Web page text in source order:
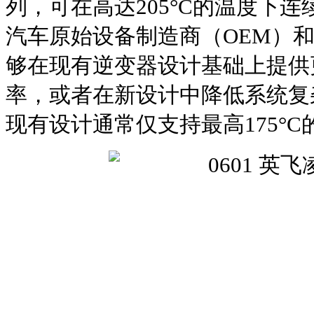
列，可在高达205°C的温度下
汽车原始设备制造商（OEM）
够在现有逆变器设计基础上提
率，或者在新设计中降低系统
现有设计通常仅支持最高175°C